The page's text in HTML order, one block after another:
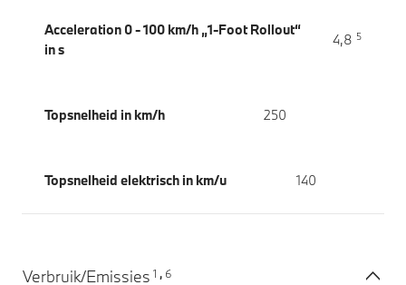
Acceleration 0 - 100 km/h „1-Foot Rollout“
in s
4,8 5
Topsnelheid in km/h 250
Topsnelheid elektrisch in km/u 140
Verbruik/Emissies 1 , 6